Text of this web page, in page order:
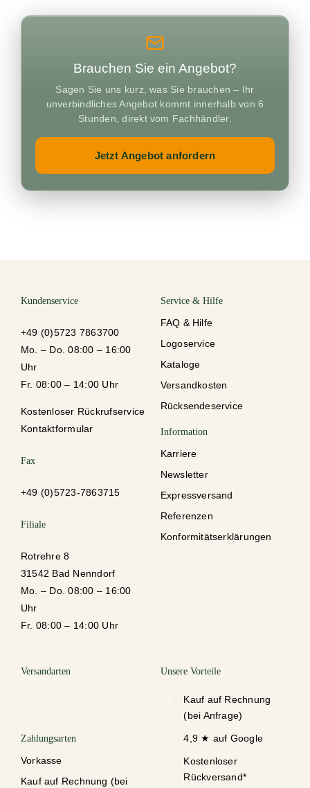
Brauchen Sie ein Angebot?
Sagen Sie uns kurz, was Sie brauchen – Ihr
unverbindliches Angebot kommt innerhalb von 6
Stunden, direkt vom Fachhändler.
Jetzt Angebot anfordern
Kundenservice
+49 (0)5723 7863700
Mo. – Do. 08:00 – 16:00
Uhr
Fr. 08:00 – 14:00 Uhr
Kostenloser Rückrufservice
Kontaktformular
Fax
+49 (0)5723-7863715
Filiale
Rotrehre 8
31542 Bad Nenndorf
Mo. – Do. 08:00 – 16:00
Uhr
Fr. 08:00 – 14:00 Uhr
Service & Hilfe
FAQ & Hilfe
Logoservice
Kataloge
Versandkosten
Rücksendeservice
Information
Karriere
Newsletter
Expressversand
Referenzen
Konformitätserklärungen
Versandarten
Zahlungsarten
Vorkasse
Kauf auf Rechnung (bei
Unsere Vorteile
Kauf auf Rechnung
(bei Anfrage)
4,9 ★ auf Google
Kostenloser
Rückversand*